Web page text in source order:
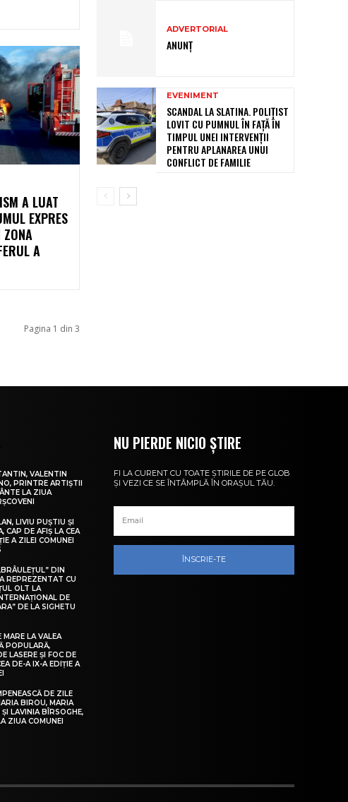
A LUAT
EXPRES
A
Pagina 1 din 3
ADVERTORIAL
ANUNȚ
EVENIMENT
SCANDAL LA SLATINA. POLIȚIST
LOVIT CU PUMNUL ÎN FAȚĂ ÎN
TIMPUL UNEI INTERVENȚII
PENTRU APLANAREA UNUI
CONFLICT DE FAMILIE
VALENTIN
PRINTRE ARTIȘTII
LA ZIUA
LIVIU PUȘTIU ȘI
CAP DE AFIȘ LA CEA
A ZILEI COMUNEI
DIN
REPREZENTAT CU
OLT LA
DE
DE LA SIGHETU
LA VALEA
POPULARĂ,
LASERE ȘI FOC DE
DE-A IX-A EDIȚIE A
DE ZILE
BIROU, MARIA
LAVINIA BÎRSOGHE,
ZIUA COMUNEI
NU PIERDE NICIO ȘTIRE
FI LA CURENT CU TOATE ȘTIRILE DE PE GLOB
ȘI VEZI CE SE ÎNTÂMPLĂ ÎN ORAȘUL TĂU.
ÎNSCRIE-TE